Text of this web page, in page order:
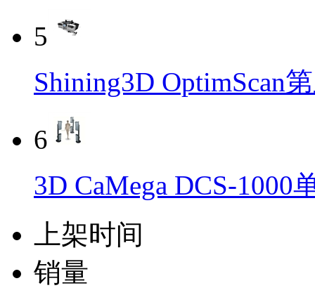
5
Shining3D OptimScan
6
3D CaMega DCS-
上架时间
销量